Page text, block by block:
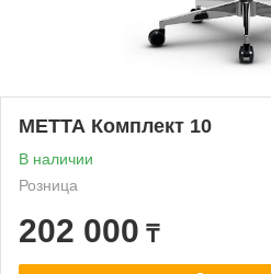
МЕТТА Комплект 10
В наличии
Розница
202 000 ₸